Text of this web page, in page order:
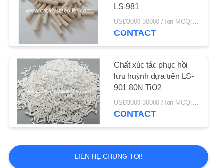
Hỗ trợ chất xúc tác
Alumina
83
LS-981
USD3000-30000 /Ton MOQ:1 kg
CONTACT
Chất xúc tác phục hồi
lưu huỳnh dựa trên LS-
901 80N TiO2
USD3000-30000 /Ton MOQ:1 kg
CONTACT
LIÊN HỆ CHÚNG TÔI!